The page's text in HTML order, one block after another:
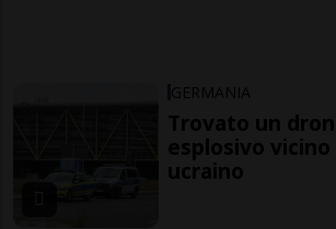
GERMANIA
Trovato un
esplosivo
ucraino